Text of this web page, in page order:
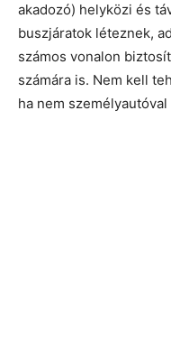
akadozó) helyközi és
buszjáratok léteznek,
számos vonalon
számára is. Nem kell
ha nem